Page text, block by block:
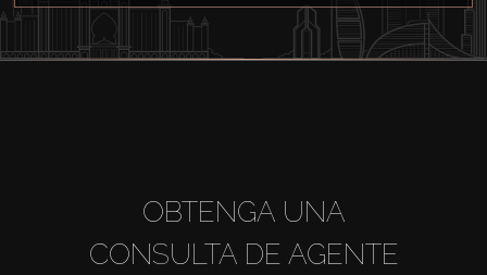
OBTENGA UNA
CONSULTA DE AGENTE